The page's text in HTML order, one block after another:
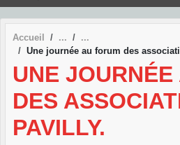
Accueil
Une journée au forum des
UNE
DES
PAVILLY.